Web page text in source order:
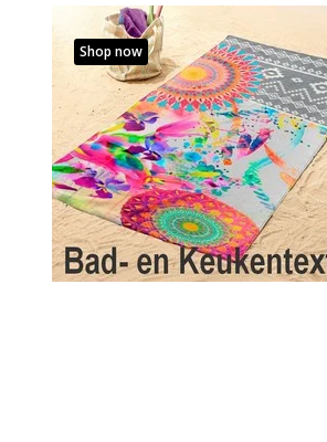
Shop now